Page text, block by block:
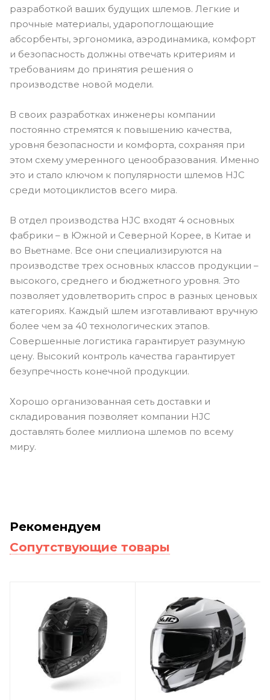
разработкой ваших будущих шлемов. Легкие и
прочные материалы, ударопоглощающие
абсорбенты, эргономика, аэродинамика, комфорт
и безопасность должны отвечать критериям и
требованиям до принятия решения о
производстве новой модели.
В своих разработках инженеры компании
постоянно стремятся к повышению качества,
уровня безопасности и комфорта, сохраняя при
этом схему умеренного ценообразования. Именно
это и стало ключом к популярности шлемов HJC
среди мотоциклистов всего мира.
В отдел производства HJC входят 4 основных
фабрики – в Южной и Северной Корее, в Китае и
во Вьетнаме. Все они специализируются на
производстве трех основных классов продукции –
высокого, среднего и бюджетного уровня. Это
позволяет удовлетворить спрос в разных ценовых
категориях. Каждый шлем изготавливают вручную
более чем за 40 технологических этапов.
Совершенные логистика гарантирует разумную
цену. Высокий контроль качества гарантирует
безупречность конечной продукции.
Хорошо организованная сеть доставки и
складирования позволяет компании HJC
доставлять более миллиона шлемов по всему
миру.
Рекомендуем
Сопутствующие товары